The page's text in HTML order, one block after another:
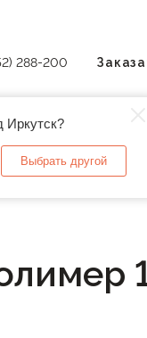
Иркутск?
Выбрать другой
288-200